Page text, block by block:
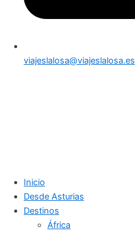
viajeslalosa@viajeslalosa.es
Inicio
Desde Asturias
Destinos
África